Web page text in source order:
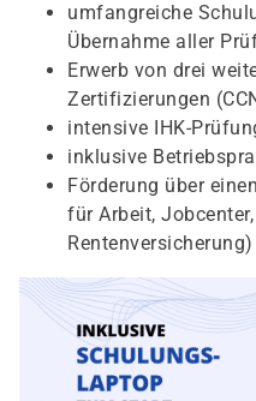
umfangreiche
Übernahme aller
Erwerb von drei
Zertifizierungen
intensive IHK-
inklusive
Förderung über
für Arbeit,
Rentenversicherung)